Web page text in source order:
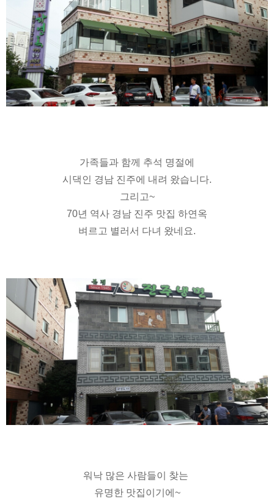
가족들과 함께 추석 명절에
시댁인 경남 진주에 내려 왔습니다.
그리고~
70년 역사 경남 진주 맛집 하연옥
벼르고 별러서 다녀 왔네요.
워낙 많은 사람들이 찾는
유명한 맛집이기에~